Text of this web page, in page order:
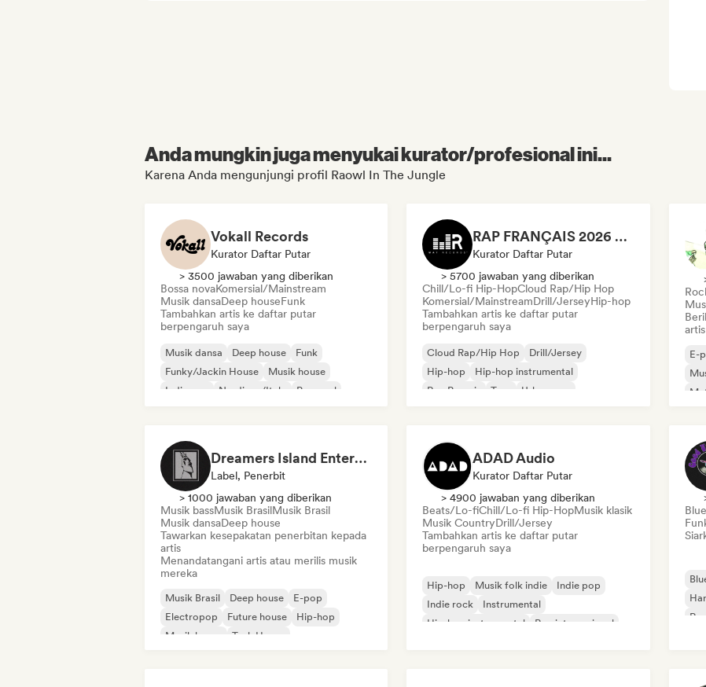
Anda mungkin juga menyukai kurator/profesional ini...
Karena Anda mengunjungi profil Raowl In The Jungle
Vokall Records
Kurator Daftar Putar
> 3500 jawaban yang diberikan
Bossa novaKomersial/Mainstream
Musik dansaDeep houseFunk
Tambahkan artis ke daftar putar
berpengaruh saya
Musik dansa Deep house
Funk
Funky/Jackin House
Musik house
Indie pop
Nu-disco/Italo Pop soul
RAP FRANÇAIS 2026 🔥🇫🇷 (Way Records)
Kurator Daftar Putar
> 5700 jawaban yang diberikan
Chill/Lo-fi Hip-HopCloud Rap/Hip Hop
Komersial/MainstreamDrill/JerseyHip-hop
Tambahkan artis ke daftar putar
berpengaruh saya
Cloud Rap/Hip Hop
Drill/Jersey
Hip-hop
Hip-hop instrumental
Rap Prancis
Trap
Urban pop
E-
Dreamers Island Entertainment
Label, Penerbit
> 1000 jawaban yang diberikan
Musik bassMusik BrasilMusik Brasil
Musik dansaDeep house
Tawarkan kesepakatan penerbitan kepada
artis
Menandatangani artis atau merilis musik
mereka
Musik Brasil Deep house
E-pop
Electropop
Future house
Hip-hop
Musik house
Tech House
ADAD Audio
Kurator Daftar Putar
> 4900 jawaban yang diberikan
Beats/Lo-fiChill/Lo-fi Hip-HopMusik klasik
Musik CountryDrill/Jersey
Tambahkan artis ke daftar putar
berpengaruh saya
Hip-hop Musik folk indie
Indie pop
Indie rock
Instrumental
Hip-hop instrumental
Rap internasional